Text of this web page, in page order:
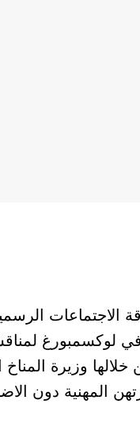
في لوكسمبورغ
وزيرة
المهنية دون